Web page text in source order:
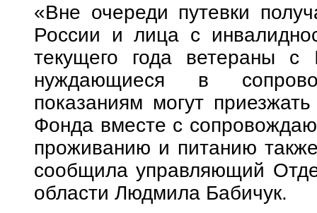
«Вне очереди путевки
России и лица с
текущего года ветераны с
нуждающиеся в
показаниям могут
Фонда вместе с
проживанию и питанию
сообщила управляющий
области Людмила Бабичук.